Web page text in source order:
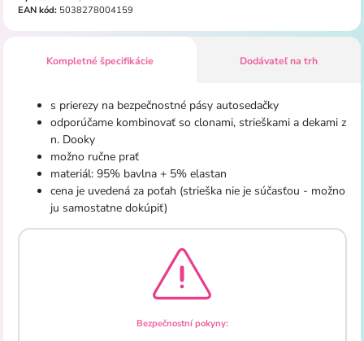
EAN kód:5038278004159
Kompletné špecifikácie Dodávateľ na trh
s prierezy na bezpečnostné pásy autosedačky
odporúčame kombinovať so clonami, strieškami a dekami z
n. Dooky
možno ručne prať
materiál: 95% bavlna + 5% elastan
cena je uvedená za poťah (strieška nie je súčasťou - možno
ju samostatne dokúpiť)
Bezpečnostní pokyny: